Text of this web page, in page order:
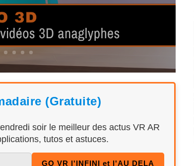
(Gratuite)
soir le meilleur des actus VR AR
tutos et astuces.